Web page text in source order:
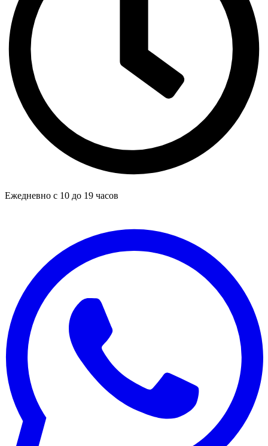
Ежедневно с 10 до 19 часов